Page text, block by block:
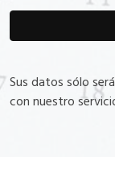
Sus datos sólo
con nuestro